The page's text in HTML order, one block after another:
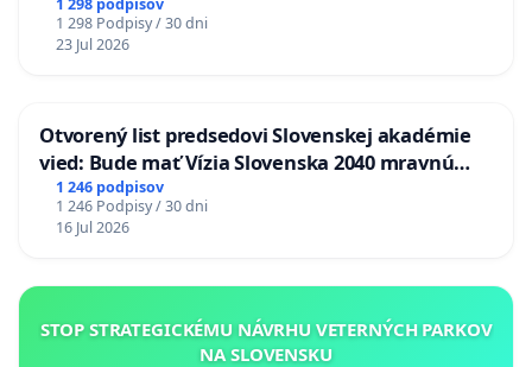
1 298 Podpisy / 30 dni
23 Jul 2026
Otvorený list predsedovi Slovenskej akadémie
vied: Bude mať Vízia Slovenska 2040 mravnú
chrbticu?
1 246 podpisov
1 246 Podpisy / 30 dni
16 Jul 2026
STOP STRATEGICKÉMU NÁVRHU VETERNÝCH PARKOV
NA SLOVENSKU